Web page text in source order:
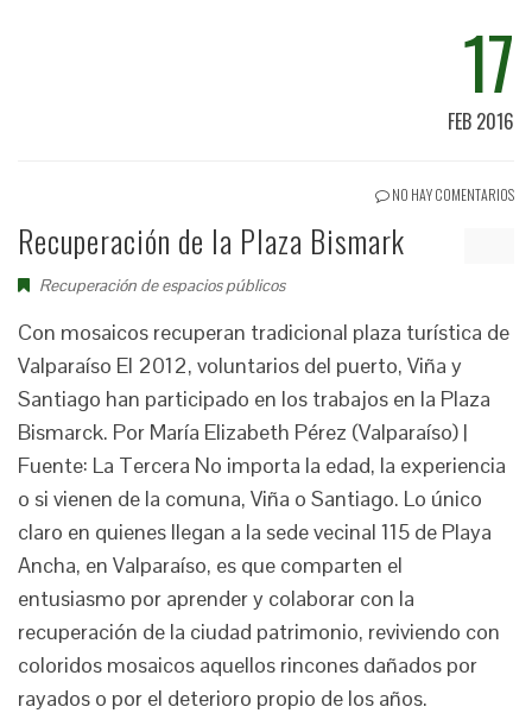
17
FEB 2016
NO HAY COMENTARIOS
Recuperación de la Plaza Bismark
Recuperación de espacios públicos
Con mosaicos recuperan tradicional plaza turística de
Valparaíso El 2012, voluntarios del puerto, Viña y
Santiago han participado en los trabajos en la Plaza
Bismarck. Por María Elizabeth Pérez (Valparaíso) |
Fuente: La Tercera No importa la edad, la experiencia
o si vienen de la comuna, Viña o Santiago. Lo único
claro en quienes llegan a la sede vecinal 115 de Playa
Ancha, en Valparaíso, es que comparten el
entusiasmo por aprender y colaborar con la
recuperación de la ciudad patrimonio, reviviendo con
coloridos mosaicos aquellos rincones dañados por
rayados o por el deterioro propio de los años.